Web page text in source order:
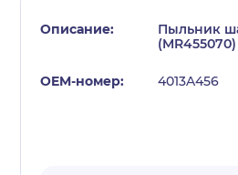
Пыльник
(MR455070)
4013A456